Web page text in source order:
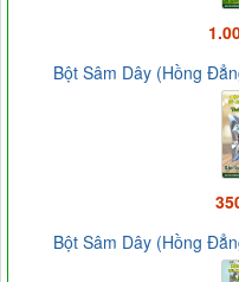
Bột Sâm Dây (Hồng
Bột Sâm Dây (Hồng